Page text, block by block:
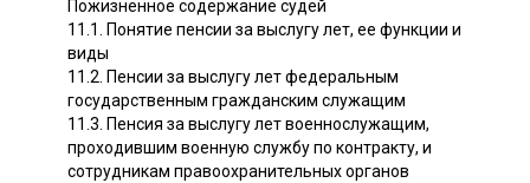
Пожизненное содержание судей
11.1. Понятие пенсии за выслугу лет, ее функции и
виды
11.2. Пенсии за выслугу лет федеральным
государственным гражданским служащим
11.3. Пенсия за выслугу лет военнослужащим,
проходившим военную службу по контракту, и
сотрудникам правоохранительных органов